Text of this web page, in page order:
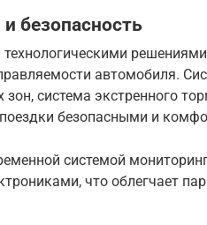
безопасность
автомобиля.
система экстренного
безопасными и
системой
что облегчает